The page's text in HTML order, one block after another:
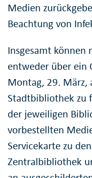
Medien
Beachtung von
Insgesamt können
entweder über ein
Montag, 29. März,
Stadtbibliothek zu
der jeweiligen
vorbestellten
Servicekarte zu
Zentralbibliothek